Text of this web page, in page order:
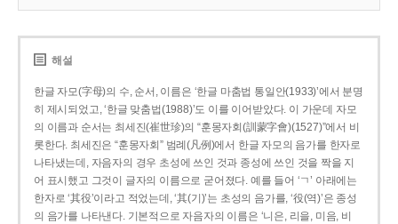
해설
한글 자모(字母)의 수, 순서, 이름은 ‘한글 마춤법 통일안(1933)’에서 분명
히 제시되었고, ‘한글 맞춤법(1988)’도 이를 이어받았다. 이 가운데 자모
의 이름과 순서는 최세진(崔世珍)의 “훈몽자회(訓蒙字會)(1527)”에서 비
롯한다. 최세진은 “훈몽자회” 범례(凡例)에서 한글 자모의 음가를 한자로
나타냈는데, 자음자의 경우 초성에 쓰인 것과 종성에 쓰인 것을 짝을 지
어 표시했고 그것이 글자의 이름으로 굳어졌다. 예를 들어 ‘ㄱ’ 아래에는
한자로 ‘其役’이라고 적었는데, ‘其(기)’는 초성의 음가를, ‘役(역)’은 종성
의 음가를 나타낸다. 기본적으로 자음자의 이름은 ‘니은, 리을, 미음, 비